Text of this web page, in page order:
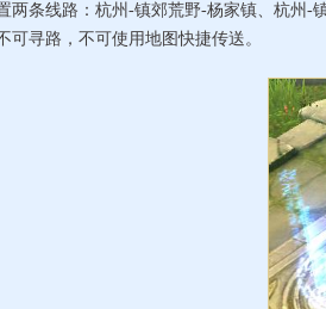
条线路：杭州-镇郊荒野-杨家镇、杭州-
寻路，不可使用地图快捷传送。